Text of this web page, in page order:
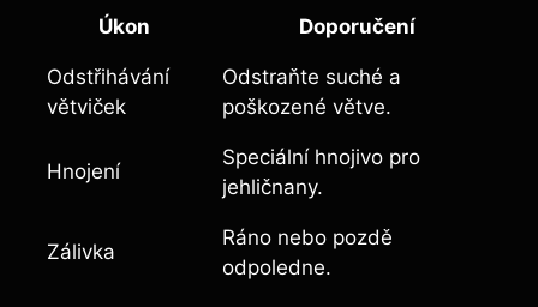
Úkon Doporučení
Odstřihávání
větviček
Odstraňte suché a
poškozené větve.
Hnojení
Speciální hnojivo pro
jehličnany.
Zálivka
Ráno nebo pozdě
odpoledne.